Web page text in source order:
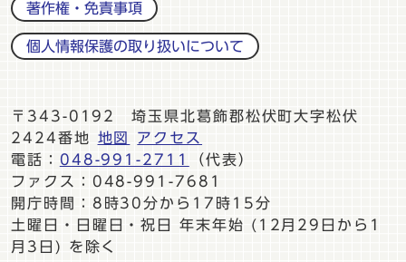
著作権・免責事項
個人情報保護の取り扱いについて
〒343-0192 埼玉県北葛飾郡松伏町大字松伏
2424番地
地図
アクセス
電話： 048-991-2711
（代表）
ファクス：048-991-7681
開庁時間：8時30分から17時15分
土曜日・日曜日・祝日 年末年始 (12月29日から1
月3日) を除く